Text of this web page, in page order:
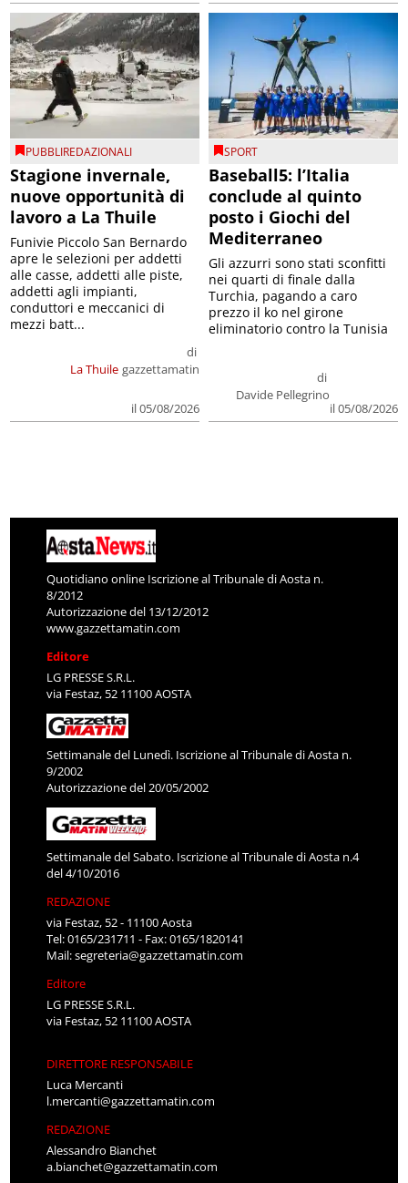
PUBBLIREDAZIONALI
Stagione invernale,
nuove opportunità di
lavoro a La Thuile
La Thuile
di
gazzettamatin
il 05/08/2026
Funivie Piccolo San Bernardo
apre le selezioni per addetti
alle casse, addetti alle piste,
addetti agli impianti,
conduttori e meccanici di
mezzi batt...
SPORT
Baseball5: l’Italia
conclude al quinto
posto i Giochi del
Mediterraneo
di
Davide Pellegrino
il 05/08/2026
Gli azzurri sono stati sconfitti
nei quarti di finale dalla
Turchia, pagando a caro
prezzo il ko nel girone
eliminatorio contro la Tunisia
Quotidiano online Iscrizione al Tribunale di Aosta n.
8/2012
Autorizzazione del 13/12/2012
www.gazzettamatin.com
Editore
LG PRESSE S.R.L.
via Festaz, 52 11100 AOSTA
Settimanale del Lunedì. Iscrizione al Tribunale di Aosta n.
9/2002
Autorizzazione del 20/05/2002
Settimanale del Sabato. Iscrizione al Tribunale di Aosta n.4
del 4/10/2016
REDAZIONE
via Festaz, 52 - 11100 Aosta
Tel: 0165/231711 - Fax: 0165/1820141
Mail:segreteria@gazzettamatin.com
Editore
LG PRESSE S.R.L.
via Festaz, 52 11100 AOSTA
DIRETTORE RESPONSABILE
Luca Mercanti
l.mercanti@gazzettamatin.com
REDAZIONE
Alessandro Bianchet
a.bianchet@gazzettamatin.com